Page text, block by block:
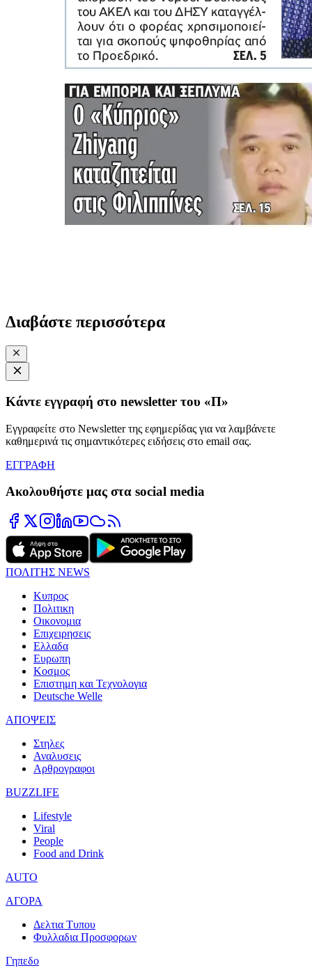
Διαβάστε περισσότερα
Κάντε εγγραφή στο newsletter του «Π»
Εγγραφείτε στο Newsletter της εφημερίδας για να λαμβάνετε
καθημερινά τις σημαντικότερες ειδήσεις στο email σας.
ΕΓΓΡΑΦΗ
Ακολουθήστε μας στα social media
ΠΟΛΙΤΗΣ NEWS
Κυπρος
Πολιτικη
Οικονομια
Επιχειρησεις
Ελλαδα
Ευρωπη
Κοσμος
Επιστημη και Τεχνολογια
Deutsche Welle
ΑΠΟΨΕΙΣ
Στηλες
Αναλυσεις
Αρθρογραφοι
BUZZLIFE
Lifestyle
Viral
People
Food and Drink
AUTO
ΑΓΟΡΑ
Δελτια Τυπου
Φυλλαδια Προσφορων
Γηπεδο